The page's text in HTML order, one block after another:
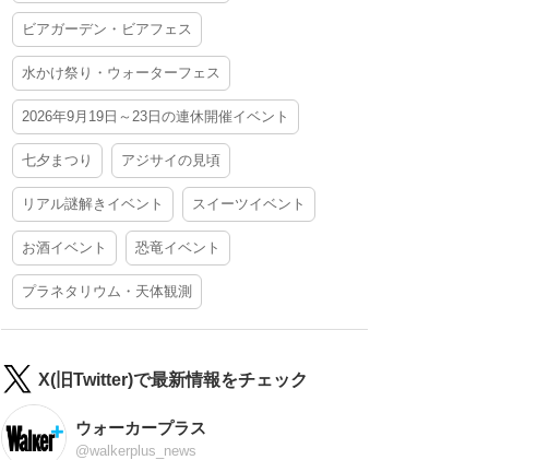
ビアガーデン・ビアフェス
水かけ祭り・ウォーターフェス
2026年9月19日～23日の連休開催イベント
七夕まつり アジサイの見頃
リアル謎解きイベント スイーツイベント
お酒イベント 恐竜イベント
プラネタリウム・天体観測
X(旧Twitter)で最新情報をチェック
ウォーカープラス
@walkerplus_news